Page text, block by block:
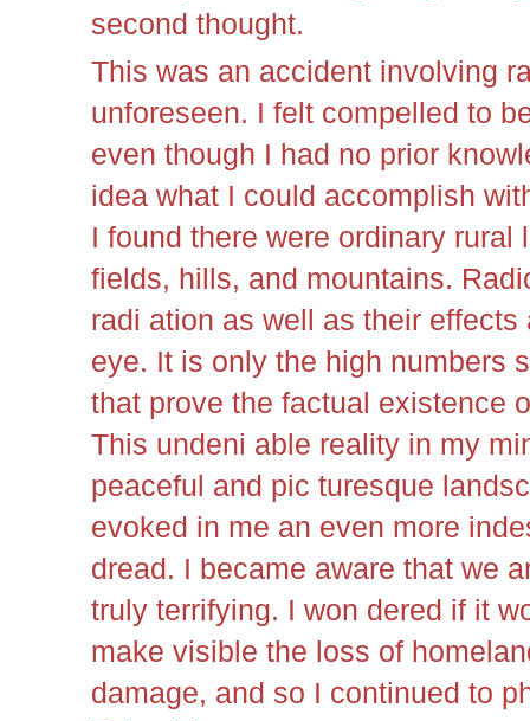
second thought.
This was an accident involving
unforeseen. I felt compelled to
even though I had no prior
idea what I could accomplish
I found there were ordinary rural
fields, hills, and mountains.
radi ation as well as their
eye. It is only the high numbers
that prove the factual existence
This undeni able reality in my
peaceful and pic turesque
evoked in me an even more
dread. I became aware that we
truly terrifying. I won dered if it
make visible the loss of
damage, and so I continued to